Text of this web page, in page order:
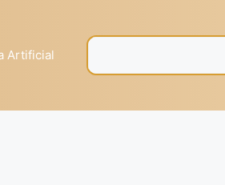
Artificial